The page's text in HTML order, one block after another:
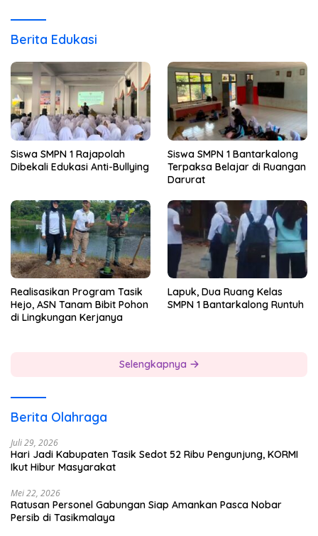
Berita Edukasi
Siswa SMPN 1 Rajapolah
Dibekali Edukasi Anti-Bullying
Siswa SMPN 1 Bantarkalong
Terpaksa Belajar di Ruangan
Darurat
Realisasikan Program Tasik
Hejo, ASN Tanam Bibit Pohon
di Lingkungan Kerjanya
Lapuk, Dua Ruang Kelas
SMPN 1 Bantarkalong Runtuh
Selengkapnya
Berita Olahraga
Juli 29, 2026
Hari Jadi Kabupaten Tasik Sedot 52 Ribu Pengunjung, KORMI
Ikut Hibur Masyarakat
Mei 22, 2026
Ratusan Personel Gabungan Siap Amankan Pasca Nobar
Persib di Tasikmalaya